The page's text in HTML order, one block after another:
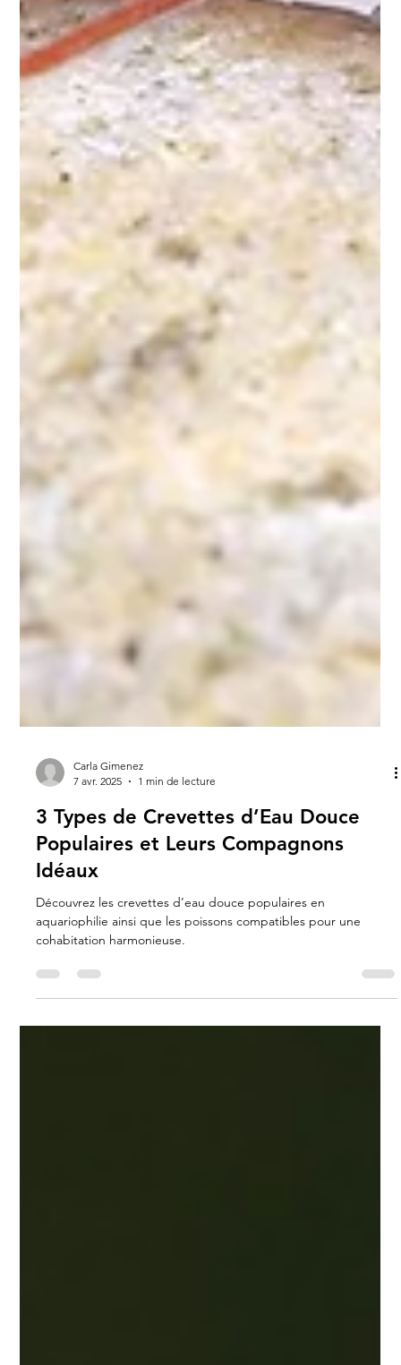
7 avr. 2025
1 min de lecture
3 Types de Crevettes d’Eau Douce
Populaires et Leurs Compagnons
Idéaux
Découvrez les crevettes d’eau douce populaires en
cohabitation harmonieuse.